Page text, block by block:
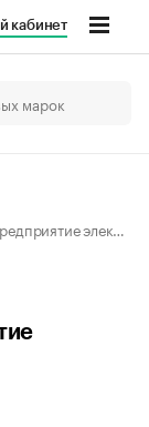
кабинет
Общество с ограниченной ответственностью «Предприятие электрических сетей»